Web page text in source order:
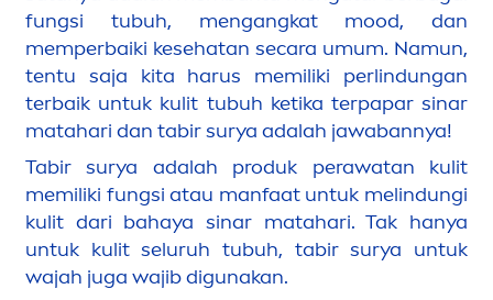
fungsi tubuh, mengangkat mood, dan
memperbaiki kesehatan secara umum. Namun,
tentu saja kita harus memiliki perlindungan
terbaik untuk kulit tubuh ketika terpapar sinar
matahari dan tabir surya adalah jawabannya!
Tabir surya adalah produk perawatan kulit
memiliki fungsi atau manfaat untuk melindungi
kulit dari bahaya sinar matahari. Tak hanya
untuk kulit seluruh tubuh, tabir surya untuk
wajah juga wajib digunakan.